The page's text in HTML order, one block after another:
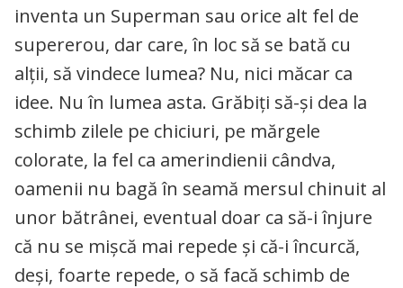
inventa un Superman sau orice alt fel de
supererou, dar care, în loc să se bată cu
alții, să vindece lumea? Nu, nici măcar ca
idee. Nu în lumea asta. Grăbiți să-și dea la
schimb zilele pe chiciuri, pe mărgele
colorate, la fel ca amerindienii cândva,
oamenii nu bagă în seamă mersul chinuit al
unor bătrânei, eventual doar ca să-i înjure
că nu se mișcă mai repede și că-i încurcă,
deși, foarte repede, o să facă schimb de